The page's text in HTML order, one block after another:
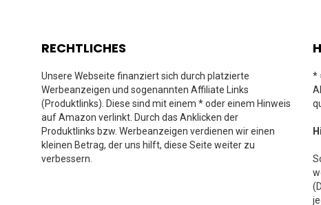
RECHTLICHES
Unsere Webseite finanziert sich durch platzierte
Werbeanzeigen und sogenannten Affiliate Links
(Produktlinks). Diese sind mit einem * oder einem Hinweis
auf Amazon verlinkt. Durch das Anklicken der
Produktlinks bzw. Werbeanzeigen verdienen wir einen
kleinen Betrag, der uns hilft, diese Seite weiter zu
verbessern.
*